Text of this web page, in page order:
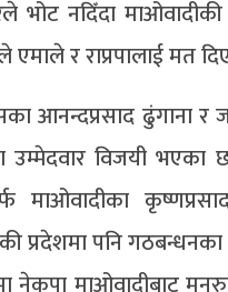
नदिँदा माओवादीकी
र राप्रपालाई मत
ढुंगाना र
विजयी भएका
माओवादीका
पनि गठबन्धनका